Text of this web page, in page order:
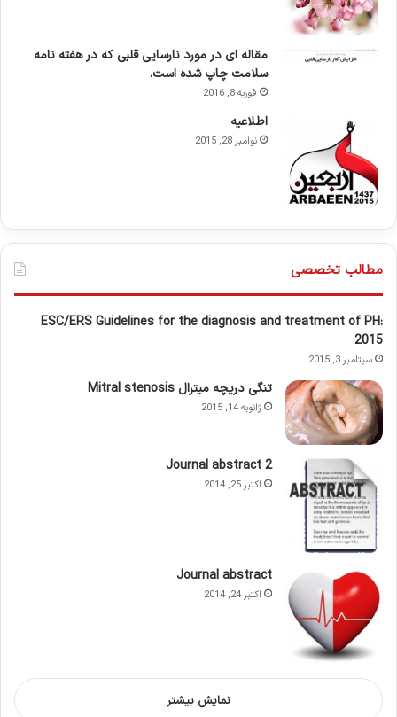
مقاله ای در مورد نارسایی قلبی که در هفته نامه
سلامت چاپ شده است.
فوریه 8, 2016
اطلاعيه
نوامبر 28, 2015
مطالب تخصصی
ESC/ERS Guidelines for the diagnosis and treatment of PH:
2015
سپتامبر 3, 2015
تنگی دریچه میترال Mitral stenosis
ژانویه 14, 2015
Journal abstract 2
اکتبر 25, 2014
Journal abstract
اکتبر 24, 2014
نمایش بیشتر